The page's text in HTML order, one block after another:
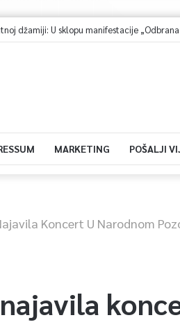
MARKETING POŠALJI
Koncert U Narodnom